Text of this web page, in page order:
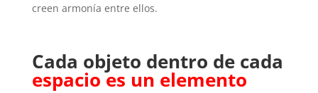
creen armonía entre ellos.
Cada objeto dentro de cada
espacio es un elemento